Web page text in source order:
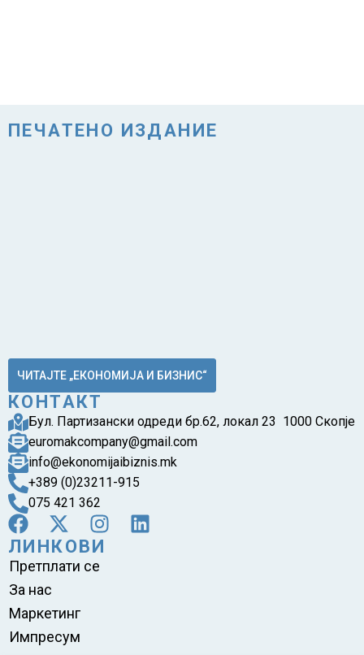
ПЕЧАТЕНО ИЗДАНИЕ
ЧИТАЈТЕ „ЕКОНОМИЈА И БИЗНИС“
КОНТАКТ
Бул. Партизански одреди бр.62, локал 23 1000 Скопје
euromakcompany@gmail.com
info@ekonomijaibiznis.mk
+389 (0)23211-915
075 421 362
ЛИНКОВИ
Претплати се
За нас
Маркетинг
Импресум